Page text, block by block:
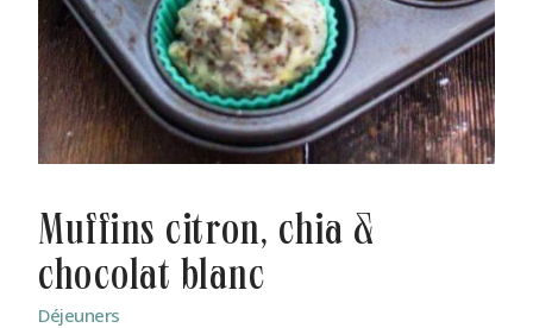
muffins citron, chia &
chocolat blanc
Déjeuners